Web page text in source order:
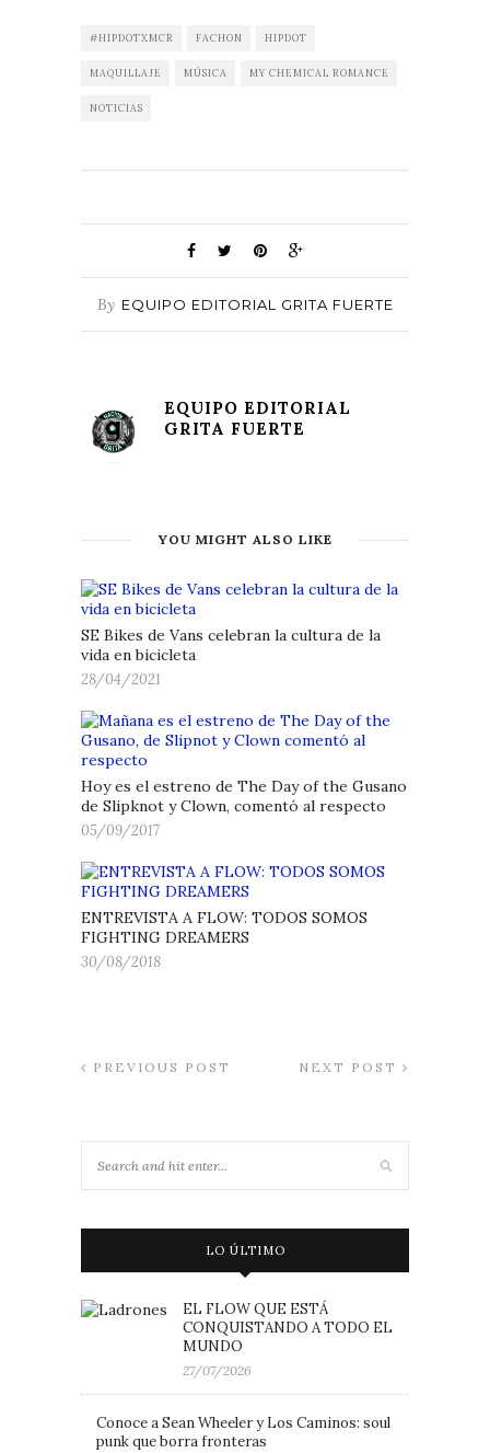
#HIPDOTXMCR FACHON HIPDOT
MAQUILLAJE MÚSICA MY CHEMICAL ROMANCE
NOTICIAS
By EQUIPO EDITORIAL GRITA FUERTE
EQUIPO EDITORIAL
GRITA FUERTE
YOU MIGHT ALSO LIKE
SE Bikes de Vans celebran la cultura de la
vida en bicicleta
28/04/2021
Hoy es el estreno de The Day of the Gusano
de Slipknot y Clown, comentó al respecto
05/09/2017
ENTREVISTA A FLOW: TODOS SOMOS
FIGHTING DREAMERS
30/08/2018
PREVIOUS POST NEXT POST
LO ÚLTIMO
EL FLOW QUE ESTÁ
CONQUISTANDO A TODO EL
MUNDO
27/07/2026
Conoce a Sean Wheeler y Los Caminos: soul
punk que borra fronteras